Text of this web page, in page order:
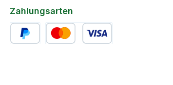
Zahlungsarten